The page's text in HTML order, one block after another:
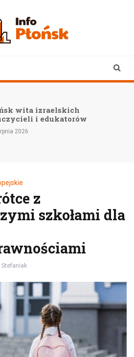
wita izraelskich
i edukatorów
2026
z
szkołami dla
Stefaniak